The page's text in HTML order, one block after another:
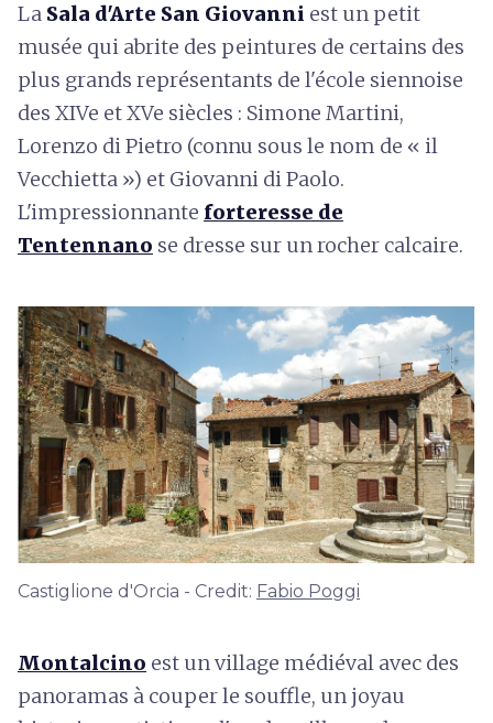
La Sala d'Arte San Giovanni est un petit
musée qui abrite des peintures de certains des
plus grands représentants de l'école siennoise
des XIVe et XVe siècles : Simone Martini,
Lorenzo di Pietro (connu sous le nom de « il
Vecchietta ») et Giovanni di Paolo.
L'impressionnante forteresse de
Tentennano se dresse sur un rocher calcaire.
Castiglione d'Orcia - Credit: Fabio Poggi
Montalcino est un village médiéval avec des
panoramas à couper le souffle, un joyau